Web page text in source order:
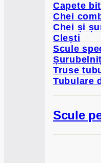
Capete bit
Chei
Chei și
Clești
Scule
Truse
Tubulare
Scule